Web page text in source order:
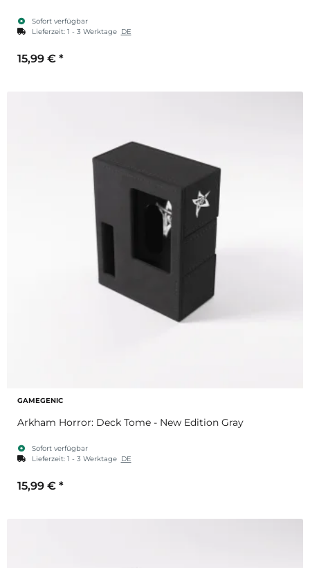
Sofort verfügbar
Lieferzeit: 1 - 3 Werktage DE
15,99 € *
GAMEGENIC
Arkham Horror: Deck Tome - New Edition Gray
Sofort verfügbar
Lieferzeit: 1 - 3 Werktage DE
15,99 € *